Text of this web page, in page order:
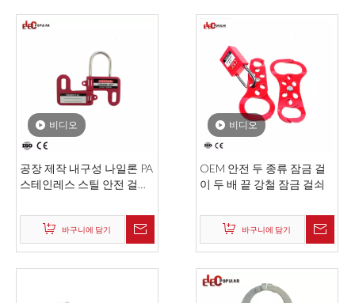
비디오
공장 제작 내구성 나일론 PA
스테인레스 스틸 안전 걸쇠
바구니에 담기
비디오
OEM 안전 두 종류 잠금 걸
이 두 배 끝 강철 잠금 걸쇠
바구니에 담기